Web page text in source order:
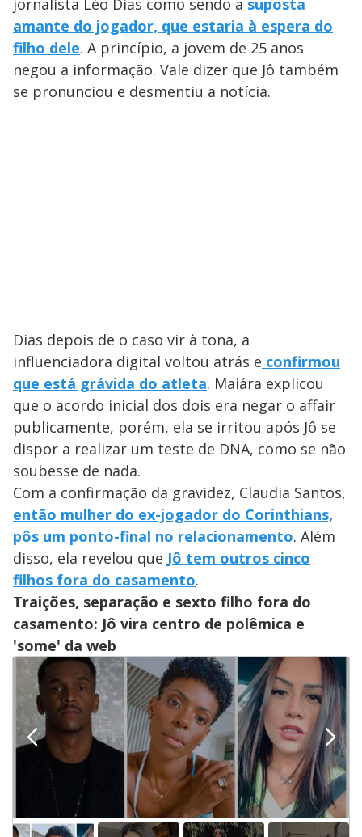
jornalista Léo Dias como sendo a suposta
amante do jogador, que estaria à espera do
filho dele. A princípio, a jovem de 25 anos
negou a informação. Vale dizer que Jô também
se pronunciou e desmentiu a notícia.
Dias depois de o caso vir à tona, a
influenciadora digital voltou atrás e confirmou
que está grávida do atleta. Maiára explicou
que o acordo inicial dos dois era negar o affair
publicamente, porém, ela se irritou após Jô se
dispor a realizar um teste de DNA, como se não
soubesse de nada.
Com a confirmação da gravidez, Claudia Santos,
então mulher do ex-jogador do Corinthians,
pôs um ponto-final no relacionamento. Além
disso, ela revelou que Jô tem outros cinco
filhos fora do casamento.
Traições, separação e sexto filho fora do
casamento: Jô vira centro de polêmica e
'some' da web